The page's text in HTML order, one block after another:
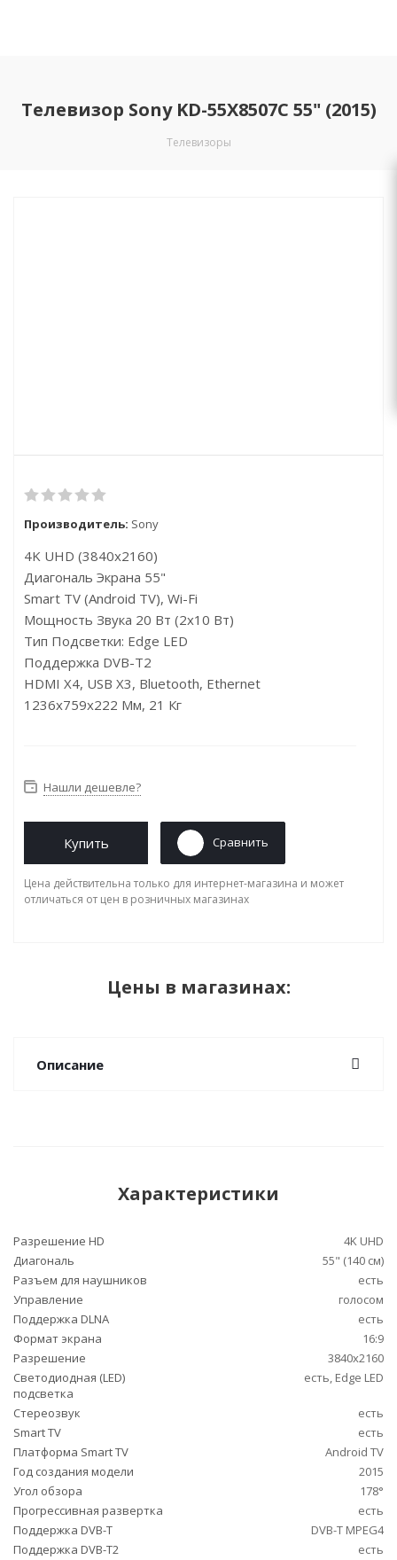
Телевизор Sony KD-55X8507C 55" (2015)
Телевизоры
Производитель: Sony
4K UHD (3840x2160)
Диагональ Экрана 55"
Smart TV (Android TV), Wi-Fi
Мощность Звука 20 Вт (2x10 Вт)
Тип Подсветки: Edge LED
Поддержка DVB-T2
HDMI X4, USB X3, Bluetooth, Ethernet
1236x759x222 Мм, 21 Кг
Нашли дешевле?
Купить Сравнить
Цена действительна только для интернет-магазина и может
отличаться от цен в розничных магазинах
Цены в магазинах:
Описание
Характеристики
Разрешение HD
4K UHD
Диагональ
55" (140 см)
Разъем для наушников
есть
Управление
голосом
Поддержка DLNA
есть
Формат экрана
16:9
Разрешение
3840x2160
Светодиодная (LED)
подсветка
есть, Edge LED
Стереозвук
есть
Smart TV
есть
Платформа Smart TV
Android TV
Год создания модели
2015
Угол обзора
178°
Прогрессивная развертка
есть
Поддержка DVB-T
DVB-T MPEG4
Поддержка DVB-T2
есть